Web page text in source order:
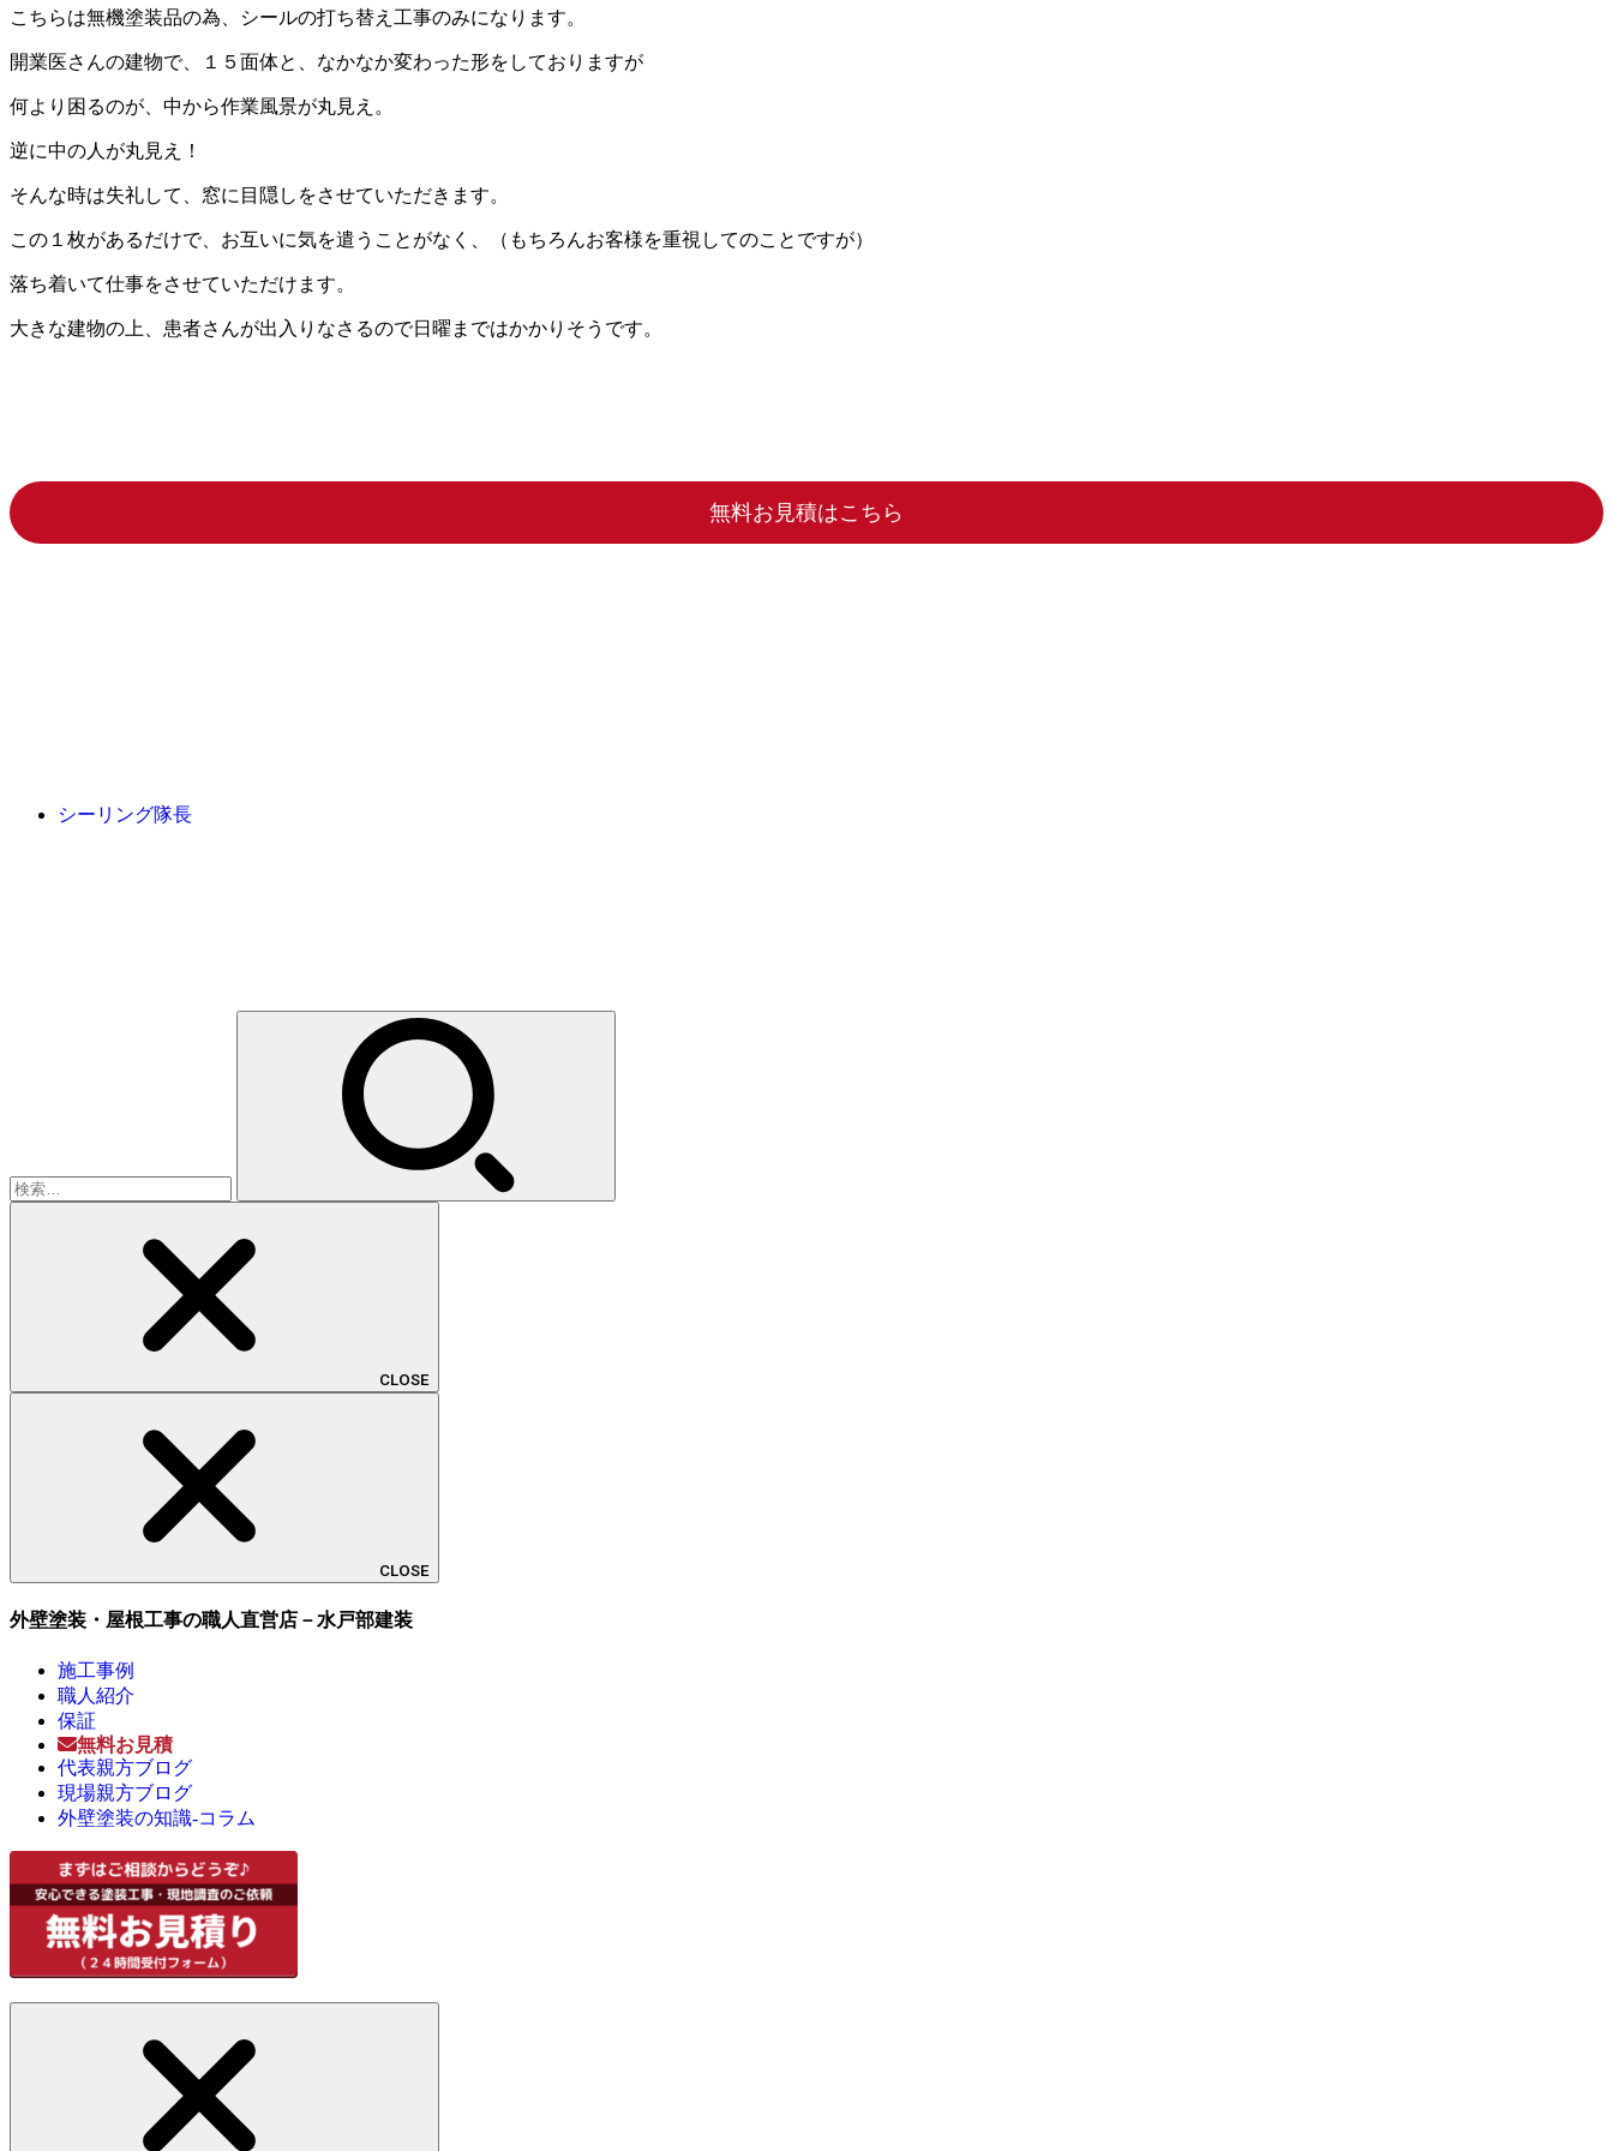
こちらは無機塗装品の為、シールの打ち替え工事のみになります。
開業医さんの建物で、１５面体と、なかなか変わった形をしておりますが
何より困るのが、中から作業風景が丸見え。
逆に中の人が丸見え！
そんな時は失礼して、窓に目隠しをさせていただきます。
この１枚があるだけで、お互いに気を遣うことがなく、（もちろんお客様を重視してのことですが）
落ち着いて仕事をさせていただけます。
大きな建物の上、患者さんが出入りなさるので日曜まではかかりそうです。
無料お見積はこちら
シーリング隊長
CLOSE
CLOSE
外壁塗装・屋根工事の職人直営店－水戸部建装
施工事例
職人紹介
保証
無料お見積
代表親方ブログ
現場親方ブログ
外壁塗装の知識-コラム